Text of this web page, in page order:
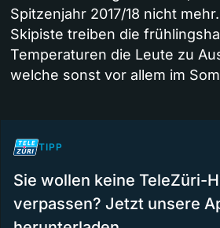
Spitzenjahr 2017/18 nicht
Skipiste treiben die
Temperaturen die Leute zu
welche sonst vor allem im
TIPP
Sie wollen keine TeleZüri-
verpassen? Jetzt unsere